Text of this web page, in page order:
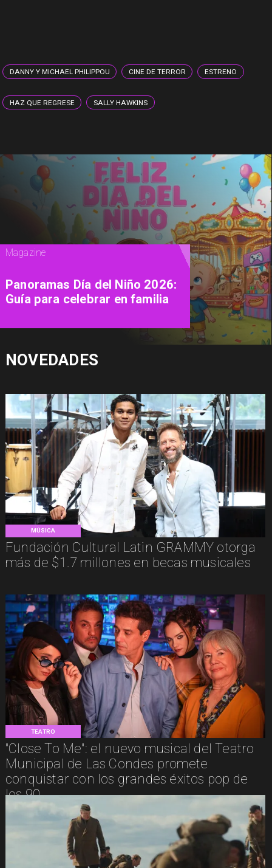
DANNY Y MICHAEL PHILIPPOU CINE DE TERROR ESTRENO
HAZ QUE REGRESE SALLY HAWKINS
MÚSICA
Fundación Cultural Latin GRAMMY otorga
más de $1.7 millones en becas musicales
TEATRO
"Close To Me": el nuevo musical del Teatro
Municipal de Las Condes promete
conquistar con los grandes éxitos pop de
los 90
Televisión
docuserie de A&E que explora
la psicología de los líderes de
NOVEDADES